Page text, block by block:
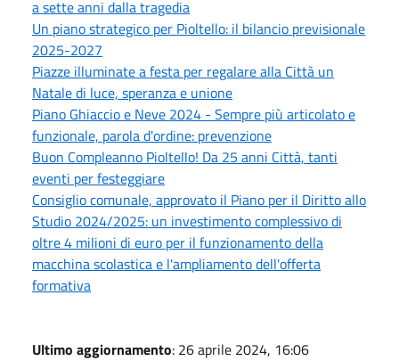
a sette anni dalla tragedia
Un piano strategico per Pioltello: il bilancio previsionale
2025-2027
Piazze illuminate a festa per regalare alla Città un
Natale di luce, speranza e unione
Piano Ghiaccio e Neve 2024 - Sempre più articolato e
funzionale, parola d'ordine: prevenzione
Buon Compleanno Pioltello! Da 25 anni Città, tanti
eventi per festeggiare
Consiglio comunale, approvato il Piano per il Diritto allo
Studio 2024/2025: un investimento complessivo di
oltre 4 milioni di euro per il funzionamento della
macchina scolastica e l'ampliamento dell'offerta
formativa
Ultimo aggiornamento: 26 aprile 2024, 16:06